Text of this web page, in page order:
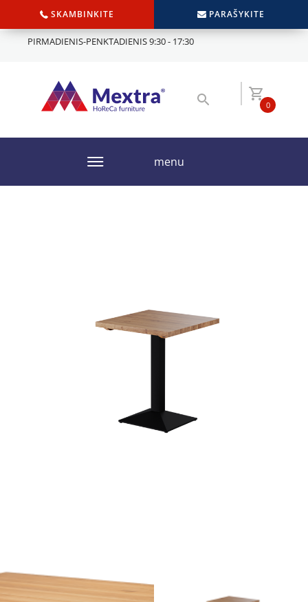
SKAMBINKITE PARAŠYKITE
PIRMADIENIS-PENKTADIENIS 9:30 - 17:30
0
menu